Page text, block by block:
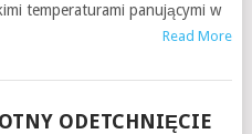
temperaturami panującymi w
Read More
ODETCHNIĘCIE